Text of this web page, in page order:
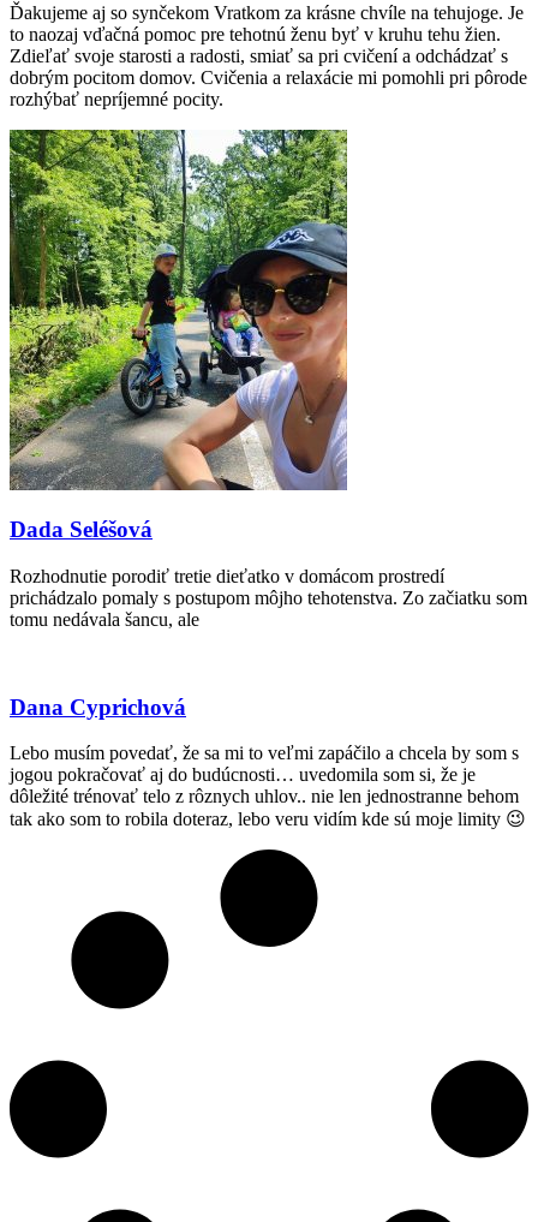
Ďakujeme aj so synčekom Vratkom za krásne chvíle na tehujoge. Je
to naozaj vďačná pomoc pre tehotnú ženu byť v kruhu tehu žien.
Zdieľať svoje starosti a radosti, smiať sa pri cvičení a odchádzať s
dobrým pocitom domov. Cvičenia a relaxácie mi pomohli pri pôrode
rozhýbať nepríjemné pocity.
Dada Seléšová
Rozhodnutie porodiť tretie dieťatko v domácom prostredí
prichádzalo pomaly s postupom môjho tehotenstva. Zo začiatku som
tomu nedávala šancu, ale
Dana Cyprichová
Lebo musím povedať, že sa mi to veľmi zapáčilo a chcela by som s
jogou pokračovať aj do budúcnosti… uvedomila som si, že je
dôležité trénovať telo z rôznych uhlov.. nie len jednostranne behom
tak ako som to robila doteraz, lebo veru vidím kde sú moje limity 😉